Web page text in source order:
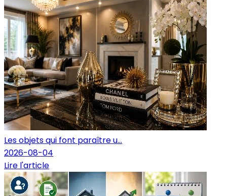
Les objets qui font paraître u...
2026-08-04
Lire l'article